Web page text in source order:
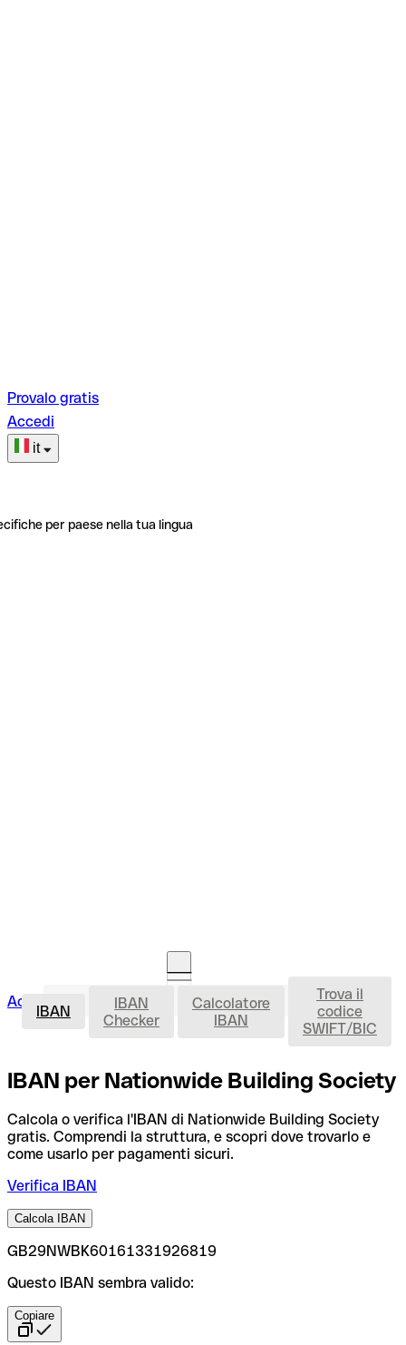
Provalo gratis
Accedi
it
per paese nella tua lingua
Accedi Avvia la procedura IBAN
IBAN
IBAN
Checker
Calcolatore
IBAN
Trova il
codice
SWIFT/BIC
IBAN per Nationwide Building Society
Calcola o verifica l'IBAN di Nationwide Building Society
gratis. Comprendi la struttura, e scopri dove trovarlo e
come usarlo per pagamenti sicuri.
Verifica IBAN
Calcola IBAN
GB29NWBK60161331926819
Questo IBAN sembra valido:
Copiare